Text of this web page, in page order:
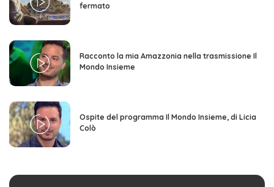
fermato
Racconto la mia Amazzonia nella trasmissione Il
Mondo Insieme
Ospite del programma Il Mondo Insieme, di Licia
Colò